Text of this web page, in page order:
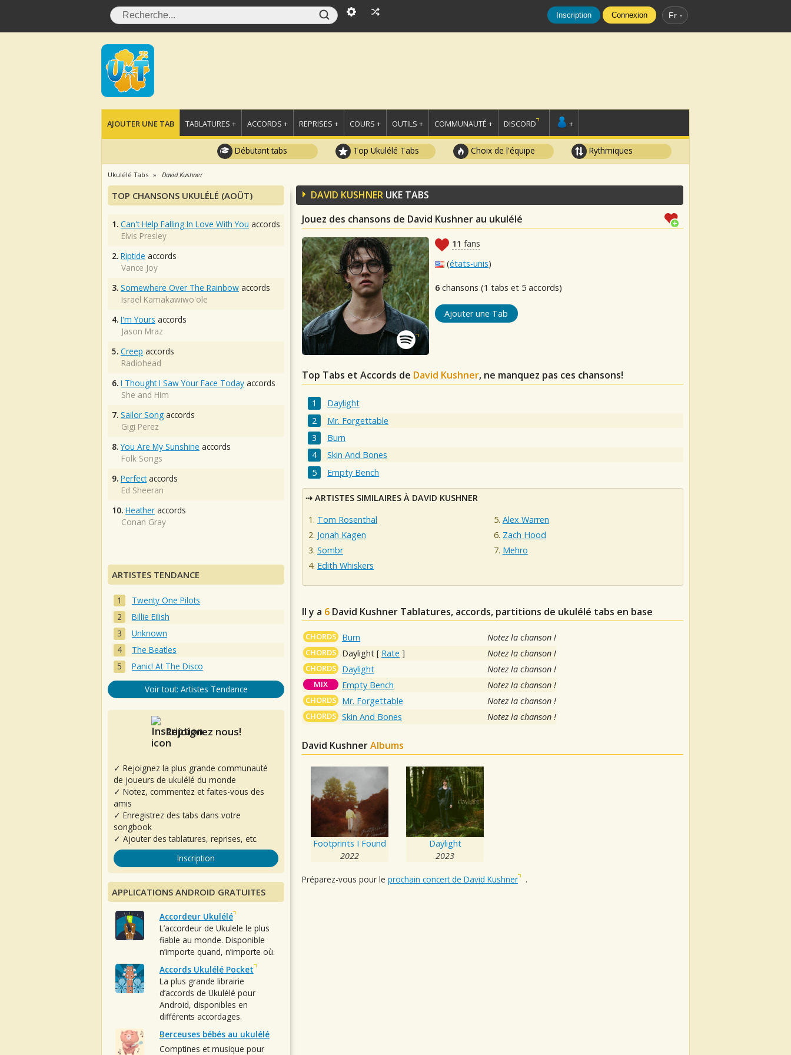
Inscription Connexion Fr
AJOUTER UNE TAB TABLATURES + ACCORDS + REPRISES + COURS + OUTILS + COMMUNAUTÉ + DISCORD +
Débutant tabs Top Ukulélé Tabs Choix de l'équipe Rythmiques
Ukulélé Tabs David Kushner
DAVID KUSHNER UKE TABS
Jouez des chansons de David Kushner au ukulélé
11 fans
(états-unis)
6 chansons (1 tabs et 5 accords)
Ajouter une Tab
Top Tabs et Accords de David Kushner, ne manquez pas ces chansons!
Daylight
Mr. Forgettable
Burn
Skin And Bones
Empty Bench
ARTISTES SIMILAIRES À DAVID KUSHNER
Tom Rosenthal
Jonah Kagen
Sombr
Edith Whiskers
Alex Warren
Zach Hood
Mehro
Il y a 6 David Kushner Tablatures, accords, partitions de ukulélé tabs en base
CHORDS Burn Notez la chanson !
CHORDS Daylight [ Rate ] Notez la chanson !
CHORDS Daylight Notez la chanson !
MIX Empty Bench Notez la chanson !
CHORDS Mr. Forgettable Notez la chanson !
CHORDS Skin And Bones Notez la chanson !
David KushnerAlbums
Footprints I Found
2022
Daylight
2023
Préparez-vous pour le prochain concert de David Kushner .
TOP CHANSONS UKULÉLÉ (AOÛT)
1. Can't Help Falling In Love With You accords
Elvis Presley
2. Riptide accords
Vance Joy
3. Somewhere Over The Rainbow accords
Israel Kamakawiwo'ole
4. I'm Yours accords
Jason Mraz
5. Creep accords
Radiohead
6. I Thought I Saw Your Face Today accords
She and Him
7. Sailor Song accords
Gigi Perez
8. You Are My Sunshine accords
Folk Songs
9. Perfectaccords
Ed Sheeran
10. Heather accords
Conan Gray
ARTISTES TENDANCE
Twenty One Pilots
Billie Eilish
Unknown
The Beatles
Panic! At The Disco
Voir tout: Artistes Tendance
Rejoignez nous!
✓ Rejoignez la plus grande communauté
de joueurs de ukulélé du monde
✓ Notez, commentez et faites-vous des
amis
✓ Enregistrez des tabs dans votre
songbook
✓ Ajouter des tablatures, reprises, etc.
Inscription
APPLICATIONS ANDROID GRATUITES
Accordeur Ukulélé
L’accordeur de Ukulele le plus
fiable au monde. Disponible
n’importe quand, n’importe où.
Accords Ukulélé Pocket
La plus grande librairie
d’accords de Ukulélé pour
Android, disponibles en
différents accordages.
Berceuses bébés au ukulélé
Comptines et musique pour